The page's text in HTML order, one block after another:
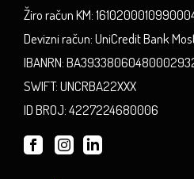
Žiro račun KM:
Devizni račun: UniCredit Bank
IBANRN:
SWIFT: UNCRBA22XXX
ID BROJ: 4227224680006